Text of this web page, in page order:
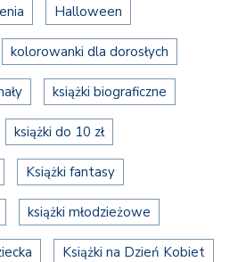
Halloween
kolorowanki dla dorosłych
książki biograficzne
książki do 10 zł
Książki fantasy
książki młodzieżowe
Książki na Dzień Kobiet